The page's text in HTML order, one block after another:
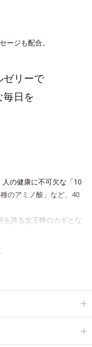
ージも配合。
ゼリーで
日を
の健康に不可欠な「10
のアミノ酸」など、40
誇る女王蜂のカギとな